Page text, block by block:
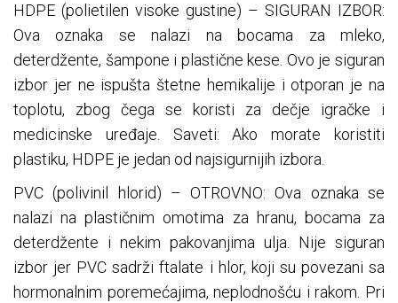
HDPE (polietilen visoke gustine) – SIGURAN IZBOR:
Ova oznaka se nalazi na bocama za mleko,
deterdžente, šampone i plastične kese. Ovo je siguran
izbor jer ne ispušta štetne hemikalije i otporan je na
toplotu, zbog čega se koristi za dečje igračke i
medicinske uređaje. Saveti: Ako morate koristiti
plastiku, HDPE je jedan od najsigurnijih izbora.
PVC (polivinil hlorid) – OTROVNO: Ova oznaka se
nalazi na plastičnim omotima za hranu, bocama za
deterdžente i nekim pakovanjima ulja. Nije siguran
izbor jer PVC sadrži ftalate i hlor, koji su povezani sa
hormonalnim poremećajima, neplodnošću i rakom. Pri